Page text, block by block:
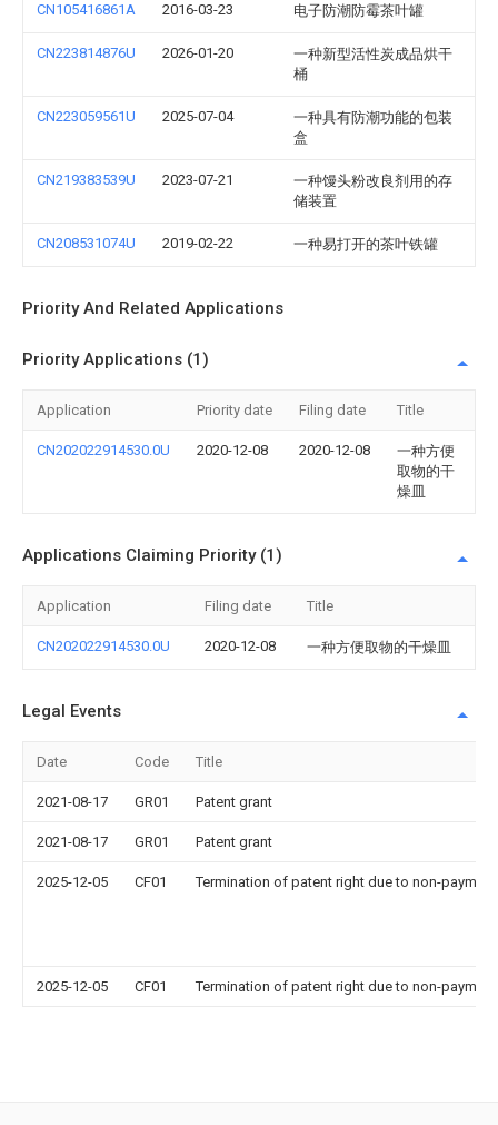
CN105416861A 2016-03-23 电子防潮防霉茶叶罐
CN223814876U 2026-01-20
一种新型活性炭成品烘干
桶
CN223059561U 2025-07-04
一种具有防潮功能的包装
盒
CN219383539U 2023-07-21
一种馒头粉改良剂用的存
储装置
CN208531074U 2019-02-22 一种易打开的茶叶铁罐
Priority And Related Applications
Priority Applications (1)
Application Priority date Filing date Title
CN202022914530.0U 2020-12-08 2020-12-08
一种方便
取物的干
燥皿
Applications Claiming Priority (1)
Application Filing date Title
CN202022914530.0U 2020-12-08 一种方便取物的干燥皿
Legal Events
Date Code Title
2021-08-17 GR01 Patent grant
2021-08-17 GR01 Patent grant
2025-12-05 CF01 Termination of patent right due to non-
2025-12-05 CF01 Termination of patent right due to non-